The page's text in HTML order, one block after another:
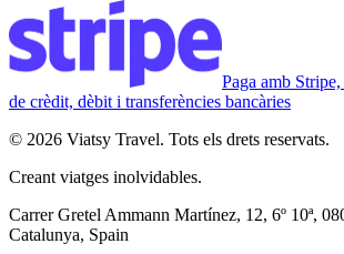
Paga amb
de crèdit, dèbit i transferències bancàries
© 2026 Viatsy Travel. Tots els drets reservats.
Creant viatges inolvidables.
Carrer Gretel Ammann Martínez, 12, 6º 10ª,
Catalunya, Spain